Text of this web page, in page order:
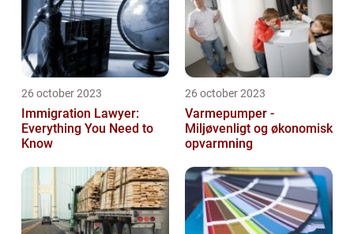
26 october 2023
Immigration Lawyer:
Everything You Need to
Know
26 october 2023
Varmepumper -
Miljøvenligt og økonomisk
opvarmning